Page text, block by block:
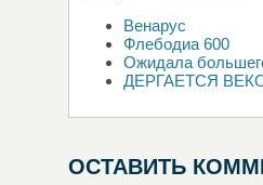
Венарус
Флебодиа 600
Ожидала
ДЕРГАЕТСЯ
ОСТАВИТЬ